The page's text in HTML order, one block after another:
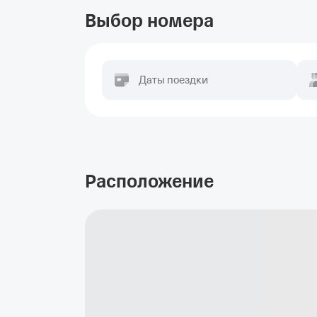
Выбор номера
Даты поездки
Расположение